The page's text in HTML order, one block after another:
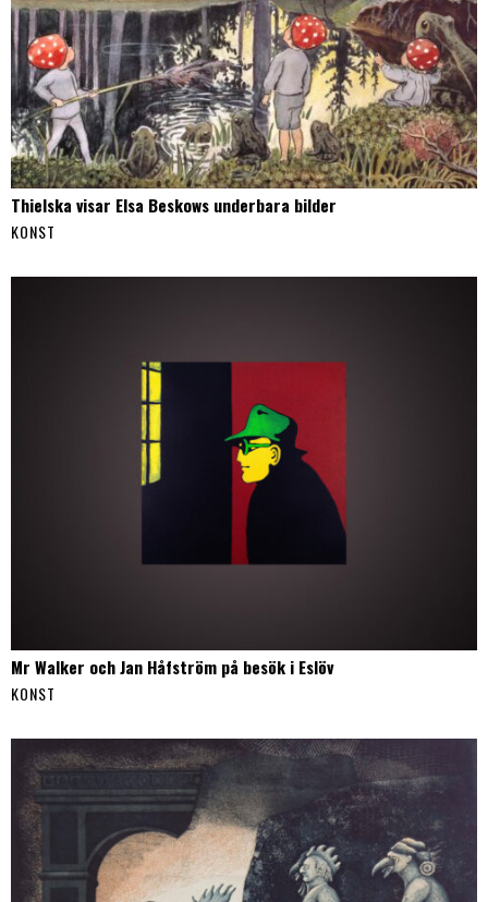
Thielska visar Elsa Beskows underbara bilder
KONST
Mr Walker och Jan Håfström på besök i Eslöv
KONST